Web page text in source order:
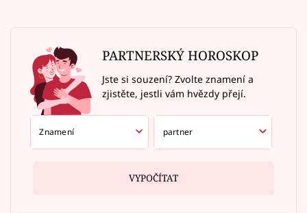
PARTNERSKÝ HOROSKOP
Jste si souzení? Zvolte znamení a
zjistěte, jestli vám hvězdy přejí.
VYPOČÍTAT